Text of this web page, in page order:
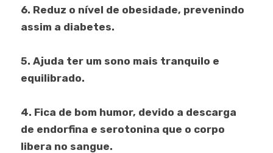
6. Reduz o nível de obesidade, prevenindo
assim a diabetes.
5. Ajuda ter um sono mais tranquilo e
equilibrado.
4. Fica de bom humor, devido a descarga
de endorfina e serotonina que o corpo
libera no sangue.